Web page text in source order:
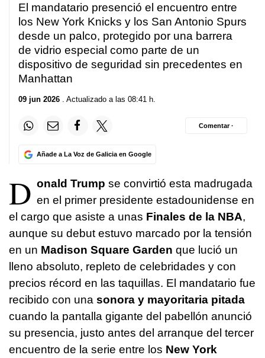
seconds
El mandatario presenció el encuentro entre
los New York Knicks y los San Antonio Spurs
desde un palco, protegido por una barrera
de vidrio especial como parte de un
dispositivo de seguridad sin precedentes en
Manhattan
09 jun 2026 . Actualizado a las 08:41 h.
Añade a La Voz de Galicia en Google
Comentar ·
D onald Trump se convirtió esta madrugada
en el primer presidente estadounidense en
el cargo que asiste a unas Finales de la NBA,
aunque su debut estuvo marcado por la tensión
en un Madison Square Garden que lució un
lleno absoluto, repleto de celebridades y con
precios récord en las taquillas. El mandatario fue
recibido con una sonora y mayoritaria pitada
cuando la pantalla gigante del pabellón anunció
su presencia, justo antes del arranque del tercer
encuentro de la serie entre los New York